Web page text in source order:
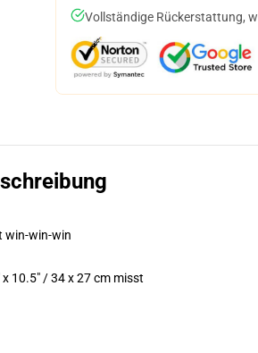
Vollständige Rückerstattung,
win-win-win
10.5" / 34 x 27 cm misst